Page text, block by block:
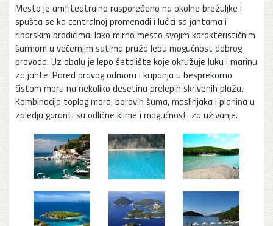
Mesto je amfiteatralno raspoređeno na okolne brežuljke i
spušta se ka centralnoj promenadi i lučici sa jahtama i
ribarskim brodićima. Iako mirno mesto svojim karakterističnim
šarmom u večernjim satima pruža lepu mogućnost dobrog
provoda. Uz obalu je lepo šetalište koje okružuje luku i marinu
za jahte. Pored pravog odmora i kupanja u besprekorno
čistom moru na nekoliko desetina prelepih skrivenih plaža.
Kombinacija toplog mora, borovih šuma, maslinjaka i planina u
zaledju garanti su odlične klime i mogućnosti za uživanje.